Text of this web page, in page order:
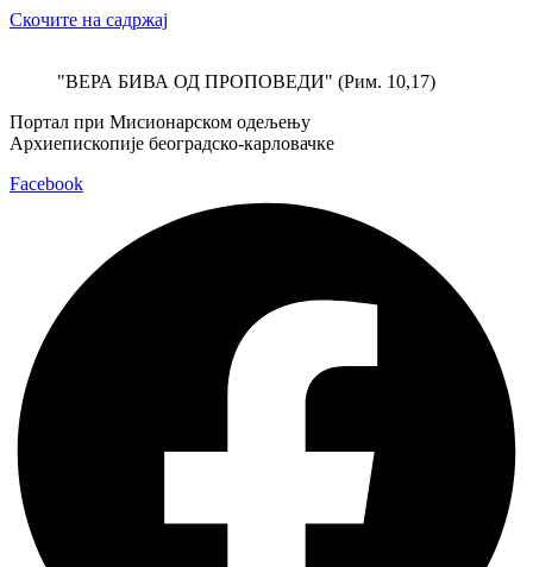
Скочите на садржај
"ВЕРА БИВА ОД ПРОПОВЕДИ" (Рим. 10,17)
Портал при Мисионарском одељењу
Архиепископије београдско-карловачке
Facebook